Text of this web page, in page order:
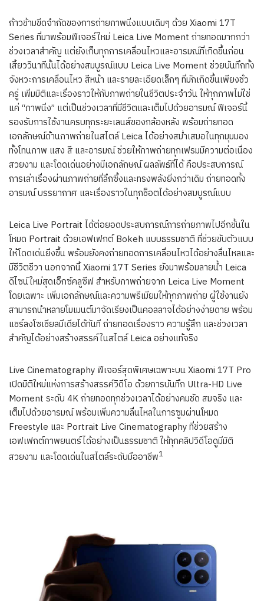
ก้าวข้ามขีดจำกัดของการถ่ายภาพนิ่งแบบเดิมๆ ด้วย Xiaomi 17T
Series ที่มาพร้อมฟีเจอร์ใหม่ Leica Live Moment ถ่ายทอดมากกว่า
ช่วงเวลาสำคัญ แต่ยังเก็บทุกการเคลื่อนไหวและอารมณ์ที่เกิดขึ้นก่อน
เสี้ยววินาทีนั้นได้อย่างสมบูรณ์แบบ Leica Live Moment ช่วยบันทึกทั้ง
จังหวะการเคลื่อนไหว สีหน้า และรายละเอียดเล็กๆ ที่มักเกิดขึ้นเพียงชั่ว
ครู่ เพิ่มมิติและเรื่องราวให้กับภาพถ่ายในชีวิตประจำวัน ให้ทุกภาพไม่ใช่
แค่ “ภาพนิ่ง” แต่เป็นช่วงเวลาที่มีชีวิตและเต็มไปด้วยอารมณ์ ฟีเจอร์นี้
รองรับการใช้งานครบทุกระยะเลนส์ของกล้องหลัง พร้อมถ่ายทอด
เอกลักษณ์ด้านภาพถ่ายในสไตล์ Leica ได้อย่างสม่ำเสมอในทุกมุมมอง
ทั้งโทนภาพ แสง สี และอารมณ์ ช่วยให้ภาพถ่ายทุกเฟรมมีความต่อเนื่อง
สวยงาม และโดดเด่นอย่างมีเอกลักษณ์ ผลลัพธ์ที่ได้ คือประสบการณ์
การเล่าเรื่องผ่านภาพถ่ายที่ลึกซึ้งและทรงพลังยิ่งกว่าเดิม ถ่ายทอดทั้ง
อารมณ์ บรรยากาศ และเรื่องราวในทุกช็อตได้อย่างสมบูรณ์แบบ
Leica Live Portrait ได้ต่อยอดประสบการณ์การถ่ายภาพไปอีกขั้นใน
โหมด Portrait ด้วยเอฟเฟกต์ Bokeh แบบธรรมชาติ ที่ช่วยขับตัวแบบ
ให้โดดเด่นยิ่งขึ้น พร้อมยังคงถ่ายทอดการเคลื่อนไหวได้อย่างลื่นไหลและ
มีชีวิตชีวา นอกจากนี้ Xiaomi 17T Series ยังมาพร้อมลายน้ำ Leica
ดีไซน์ใหม่สุดเอ็กซ์คลูซีฟ สำหรับภาพถ่ายจาก Leica Live Moment
โดยเฉพาะ เพิ่มเอกลักษณ์และความพรีเมียมให้ทุกภาพถ่าย ผู้ใช้งานยัง
สามารถนำหลายโมเมนต์มาจัดเรียงเป็นคอลลาจได้อย่างง่ายดาย พร้อม
แชร์ลงโซเชียลมีเดียได้ทันที ถ่ายทอดเรื่องราว ความรู้สึก และช่วงเวลา
สำคัญได้อย่างสร้างสรรค์ในสไตล์ Leica อย่างแท้จริง
Live Cinematography ฟีเจอร์สุดพิเศษเฉพาะบน Xiaomi 17T Pro
เปิดมิติใหม่แห่งการสร้างสรรค์วิดีโอ ด้วยการบันทึก Ultra-HD Live
Moment ระดับ 4K ถ่ายทอดทุกช่วงเวลาได้อย่างคมชัด สมจริง และ
เต็มไปด้วยอารมณ์ พร้อมเพิ่มความลื่นไหลในการซูมผ่านโหมด
Freestyle และ Portrait Live Cinematography ที่ช่วยสร้าง
เอฟเฟกต์ภาพยนตร์ได้อย่างเป็นธรรมชาติ ให้ทุกคลิปวิดีโอดูมีมิติ
สวยงาม และโดดเด่นในสไตล์ระดับมืออาชีพ1